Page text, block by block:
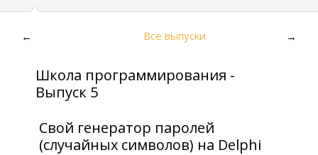
← Все выпуски →
Школа программирования -
Выпуск 5
Свой генератор паролей
(случайных символов) на Delphi